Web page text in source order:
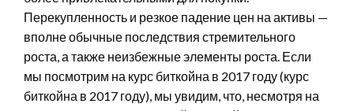
Перекупленность и резкое падение цен на активы —
вполне обычные последствия стремительного
роста, а также неизбежные элементы роста. Если
мы посмотрим на курс биткойна в 2017 году (курс
биткойна в 2017 году), мы увидим, что, несмотря на